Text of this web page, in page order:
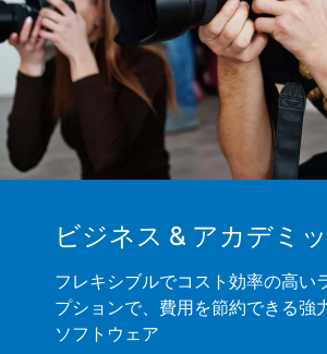
ビジネス & アカデミ
フレキシブルでコスト効率の高い
プションで、費用を節約できる強
ソフトウェア